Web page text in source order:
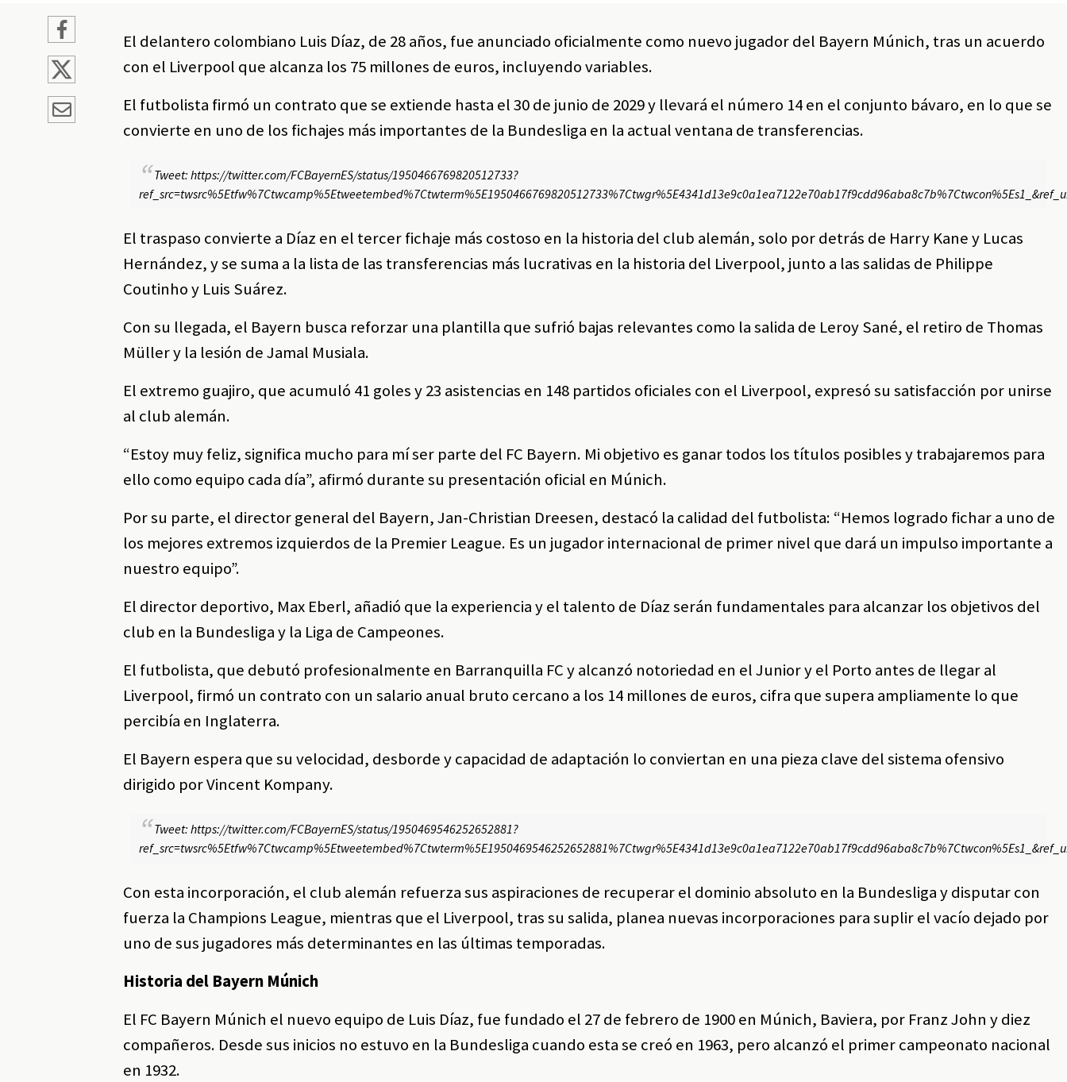
El delantero colombiano Luis Díaz, de 28 años, fue anunciado oficialmente como nuevo jugador del Bayern Múnich, tras un acuerdo
con el Liverpool que alcanza los 75 millones de euros, incluyendo variables.
El futbolista firmó un contrato que se extiende hasta el 30 de junio de 2029 y llevará el número 14 en el conjunto bávaro, en lo que se
convierte en uno de los fichajes más importantes de la Bundesliga en la actual ventana de transferencias.
Tweet: https://twitter.com/FCBayernES/status/1950466769820512733?
El traspaso convierte a Díaz en el tercer fichaje más costoso en la historia del club alemán, solo por detrás de Harry Kane y Lucas
Hernández, y se suma a la lista de las transferencias más lucrativas en la historia del Liverpool, junto a las salidas de Philippe
Coutinho y Luis Suárez.
Con su llegada, el Bayern busca reforzar una plantilla que sufrió bajas relevantes como la salida de Leroy Sané, el retiro de Thomas
Müller y la lesión de Jamal Musiala.
El extremo guajiro, que acumuló 41 goles y 23 asistencias en 148 partidos oficiales con el Liverpool, expresó su satisfacción por unirse
al club alemán.
“Estoy muy feliz, significa mucho para mí ser parte del FC Bayern. Mi objetivo es ganar todos los títulos posibles y trabajaremos para
ello como equipo cada día”, afirmó durante su presentación oficial en Múnich.
Por su parte, el director general del Bayern, Jan-Christian Dreesen, destacó la calidad del futbolista: “Hemos logrado fichar a uno de
los mejores extremos izquierdos de la Premier League. Es un jugador internacional de primer nivel que dará un impulso importante a
nuestro equipo”.
El director deportivo, Max Eberl, añadió que la experiencia y el talento de Díaz serán fundamentales para alcanzar los objetivos del
club en la Bundesliga y la Liga de Campeones.
El futbolista, que debutó profesionalmente en Barranquilla FC y alcanzó notoriedad en el Junior y el Porto antes de llegar al
Liverpool, firmó un contrato con un salario anual bruto cercano a los 14 millones de euros, cifra que supera ampliamente lo que
percibía en Inglaterra.
El Bayern espera que su velocidad, desborde y capacidad de adaptación lo conviertan en una pieza clave del sistema ofensivo
dirigido por Vincent Kompany.
Tweet: https://twitter.com/FCBayernES/status/1950469546252652881?
Con esta incorporación, el club alemán refuerza sus aspiraciones de recuperar el dominio absoluto en la Bundesliga y disputar con
fuerza la Champions League, mientras que el Liverpool, tras su salida, planea nuevas incorporaciones para suplir el vacío dejado por
uno de sus jugadores más determinantes en las últimas temporadas.
Historia del Bayern Múnich
El FC Bayern Múnich el nuevo equipo de Luis Díaz, fue fundado el 27 de febrero de 1900 en Múnich, Baviera, por Franz John y diez
compañeros. Desde sus inicios no estuvo en la Bundesliga cuando esta se creó en 1963, pero alcanzó el primer campeonato nacional
en 1932.